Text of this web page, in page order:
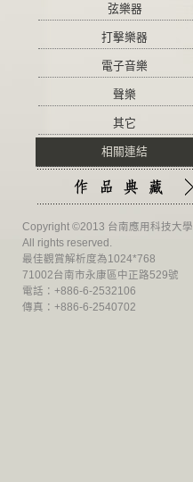
弦樂器
打擊樂器
電子音樂
聲樂
其它
相關連結
Copyright ©2013 台南應用科技大學
All rights reserved.
最佳觀賞解析度為1024*768
71002台南市永康區中正路529號
電話：+886-6-2532106
傳真：+886-6-2540702